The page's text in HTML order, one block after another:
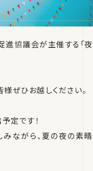
協議会が主催する「夜
ぜひお越しください。
定です！
ながら、夏の夜の素晴